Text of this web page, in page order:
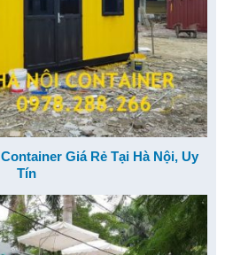
Giá Rẻ Tại Hà Nội, Uy
Tín